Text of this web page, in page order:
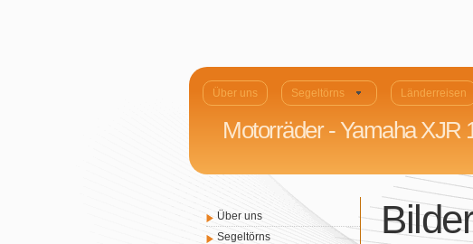
Über uns Segeltörns Länderreisen
Motorräder - Yamaha XJR
Über uns
Segeltörns